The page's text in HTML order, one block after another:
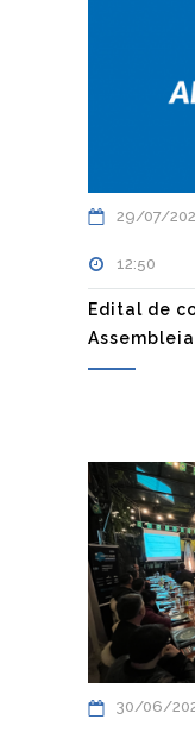
29/07/
12:50
Edital de
30/06/